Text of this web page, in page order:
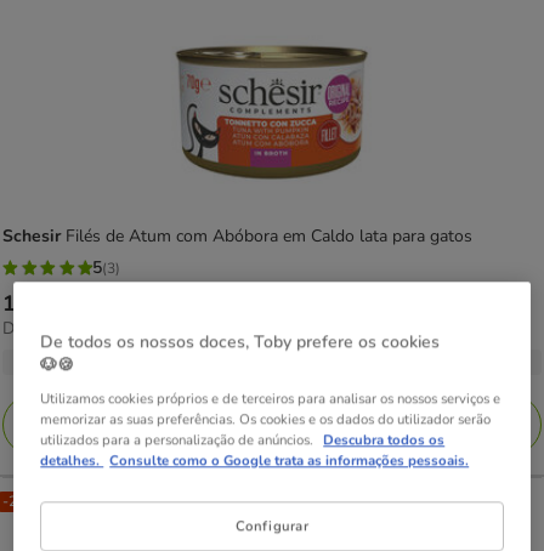
Schesir Filés de Atum com Abóbora em Caldo lata para gatos
5
estrelas
com
avaliações
5(3)
Preço
de
1.59€
18.70€
1.59€
22.26€
Desde 22.26€ / kg
Adicionar
-25% na 2ª un.
De todos os nossos doces, Toby prefere os cookies
🐶🍪
Utilizamos cookies próprios e de terceiros para analisar os nossos serviços e
memorizar as suas preferências. Os cookies e os dados do utilizador serão
utilizados para a personalização de anúncios. Descubra todos os
detalhes. Consulte como o Google trata as informações pessoais.
Configurar